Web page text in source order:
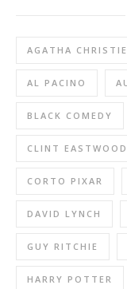
AGATHA CHRISTIE
AL PACINO
BLACK COMEDY
CLINT EASTWOOD
CORTO PIXAR
DAVID LYNCH
GUY RITCHIE
HARRY POTTER